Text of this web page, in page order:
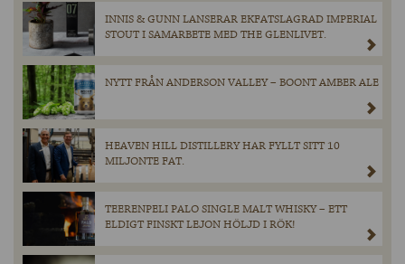
INNIS & GUNN LANSERAR EKFATSLAGRAD IMPERIAL
STOUT I SAMARBETE MED THE GLENLIVET.
NYTT FRÅN ANDERSON VALLEY – BOONT AMBER ALE
HEAVEN HILL DISTILLERY HAR FYLLT SITT 10
MILJONTE FAT.
TEERENPELI PALO SINGLE MALT WHISKY – ETT
ELDIGT FINSKT LEJON HÖLJD I RÖK!